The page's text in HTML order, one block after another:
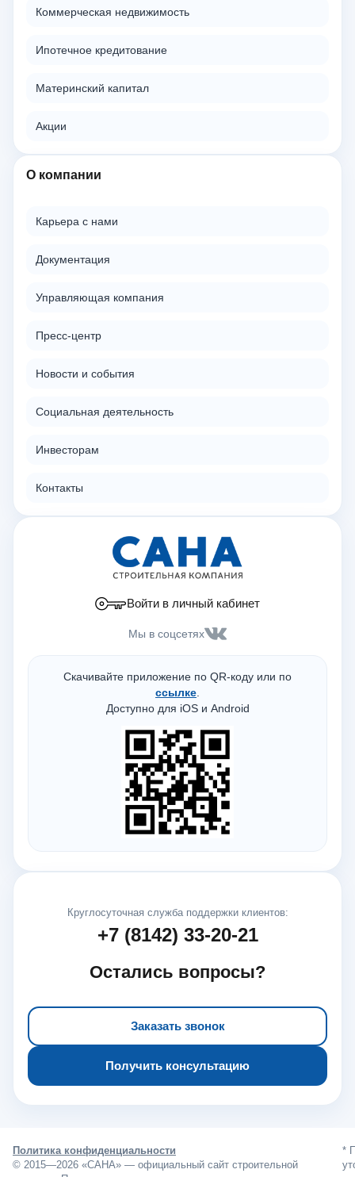
Войти в личный кабинет
Мы в соцсетях
Скачивайте приложение по QR-коду или по
ссылке
Доступно для iOS и Android
Коммерческая недвижимость
Ипотечное кредитование
Материнский капитал
Акции
О компании
Карьера с нами
Документация
Управляющая компания
Пресс-центр
Новости и события
Социальная деятельность
Инвесторам
Контакты
Заказать звонок
Круглосуточная служба поддержки клиентов:
+7 (8142) 33-20-21
Остались вопросы?
Получить консультацию
Политика конфиденциальности
© 2015—2026 «САНА» — официальный сайт строительной
*